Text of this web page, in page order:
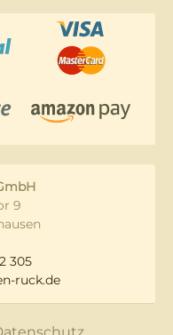
9
305
ruck.de